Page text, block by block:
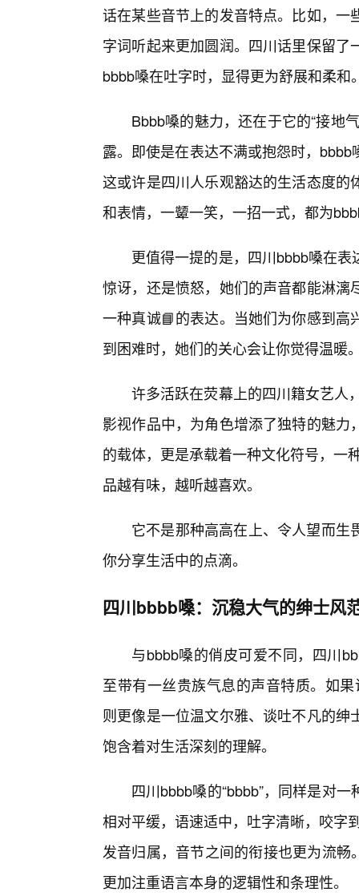
话在某些音节上的发音特点。比如，
字词听起来更加圆润。四川话里保留
bbbb嗓在吐字时，显得更为舒展和柔和
Bbbb嗓的魅力，还在于它的“接地
露。即使是在表达不满或抱怨时，
这或许是四川人乐观豁达的生活态度
和表情，一颦一笑，一招一式，都为
更值得一提的是，四川bbbb嗓在
惊讶，还是愤怒，她们的声音都能淋
一种真诚📘的表达。当她们为你感到
到困难时，她们的关心会让你觉得温暖
许多活跃在荧幕上的四川籍女艺人
影视作品中，为角色增添了独特的魅
的载体，更是承载着一种文化符号，一
品越有味，越听越喜欢。
它不是那种高高在上、令人望而
你分享生活中的点滴。
四川bbbb嗓：沉稳大气的绅士风
与bbbb嗓的俏皮可爱不同，四川
至带有一丝贵族气息的声音特质。如
则更像是一位温文尔雅、谈吐不凡的
饱含着对生活深刻的理解。
四川bbbb嗓的“bbbb”，同样是对
相对平缓，语速适中，吐字清晰，咬字
发音归属，音节之间的衔接也更为流畅
更加注重语言本身的逻辑性和条理性。